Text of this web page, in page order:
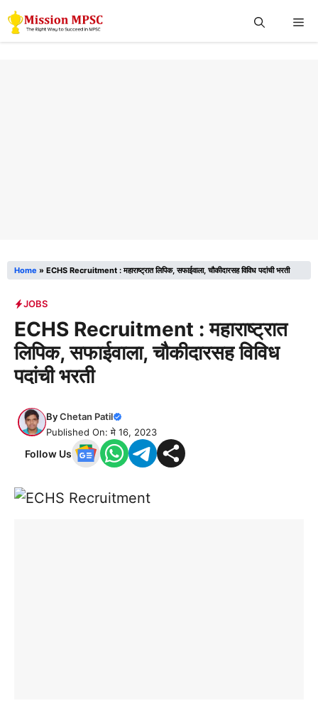
Skip
to
Home » ECHS Recruitment : महाराष्ट्रात लिपिक, सफाईवाला, चौकीदारसह विविध पदांची भरती
JOBS
ECHS Recruitment : महाराष्ट्रात
लिपिक, सफाईवाला, चौकीदारसह विविध
पदांची भरती
ByChetan Patil
Published On: मे 16, 2023
Follow Us